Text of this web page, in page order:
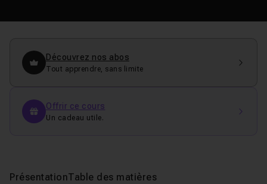
Découvrez nos abos
Tout apprendre, sans limite
Offrir ce cours
Un cadeau utile.
PrésentationTable des matières